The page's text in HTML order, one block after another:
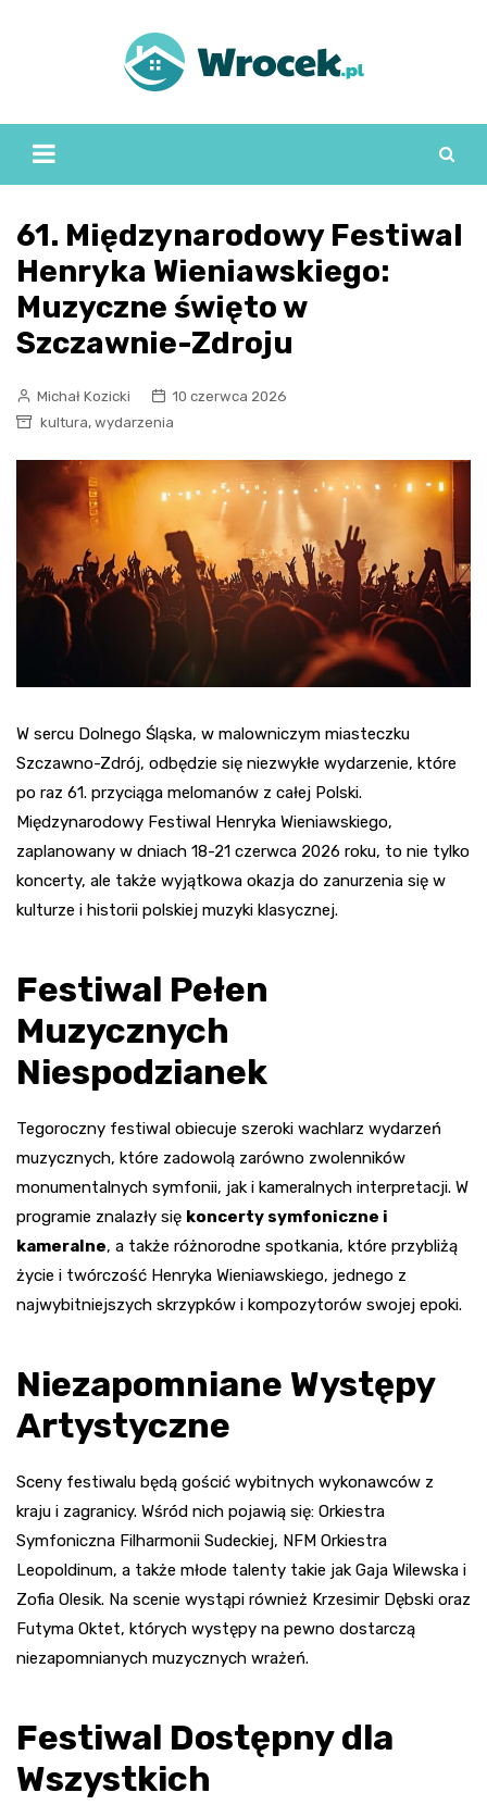
61. Międzynarodowy Festiwal
Henryka Wieniawskiego:
Muzyczne święto w
Szczawnie-Zdroju
Michał Kozicki
10 czerwca 2026
kultura, wydarzenia
W sercu Dolnego Śląska, w malowniczym miasteczku
Szczawno-Zdrój, odbędzie się niezwykłe wydarzenie, które
po raz 61. przyciąga melomanów z całej Polski.
Międzynarodowy Festiwal Henryka Wieniawskiego,
zaplanowany w dniach 18-21 czerwca 2026 roku, to nie tylko
koncerty, ale także wyjątkowa okazja do zanurzenia się w
kulturze i historii polskiej muzyki klasycznej.
Festiwal Pełen
Muzycznych
Niespodzianek
Tegoroczny festiwal obiecuje szeroki wachlarz wydarzeń
muzycznych, które zadowolą zarówno zwolenników
monumentalnych symfonii, jak i kameralnych interpretacji. W
programie znalazły się koncerty symfoniczne i
kameralne, a także różnorodne spotkania, które przybliżą
życie i twórczość Henryka Wieniawskiego, jednego z
najwybitniejszych skrzypków i kompozytorów swojej epoki.
Niezapomniane Występy
Artystyczne
Sceny festiwalu będą gościć wybitnych wykonawców z
kraju i zagranicy. Wśród nich pojawią się: Orkiestra
Symfoniczna Filharmonii Sudeckiej, NFM Orkiestra
Leopoldinum, a także młode talenty takie jak Gaja Wilewska i
Zofia Olesik. Na scenie wystąpi również Krzesimir Dębski oraz
Futyma Oktet, których występy na pewno dostarczą
niezapomnianych muzycznych wrażeń.
Festiwal Dostępny dla
Wszystkich